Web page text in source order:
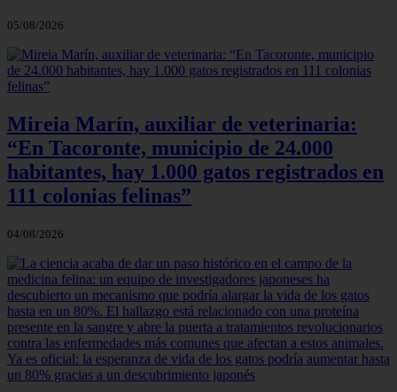
05/08/2026
Mireia Marín, auxiliar de veterinaria:
“En Tacoronte, municipio de 24.000
habitantes, hay 1.000 gatos registrados en
111 colonias felinas”
04/08/2026